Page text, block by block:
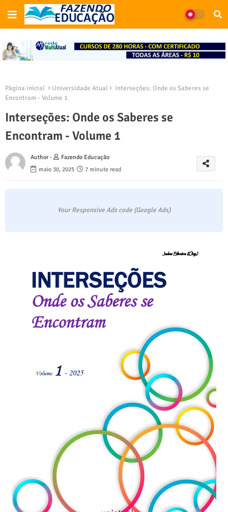
Página inicial Universidade Atual
Interseções: Onde os Saberes se
Encontram - Volume 1
Interseções: Onde os Saberes se
Encontram - Volume 1
Author -
Fazendo Educação
maio 30, 2025
7 minute read
Your Responsive Ads code (Google Ads)